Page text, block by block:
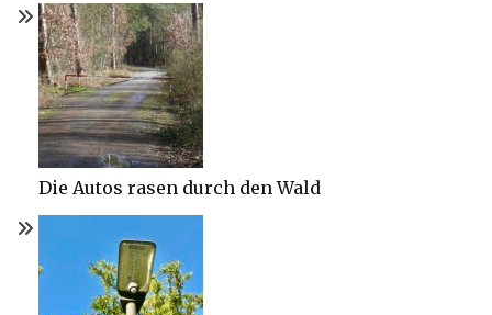
Die Autos rasen durch den Wald